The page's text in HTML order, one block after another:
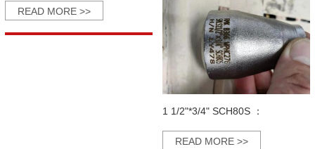
READ MORE >>
1 1/2"*3/4" SCH80S ：
READ MORE >>